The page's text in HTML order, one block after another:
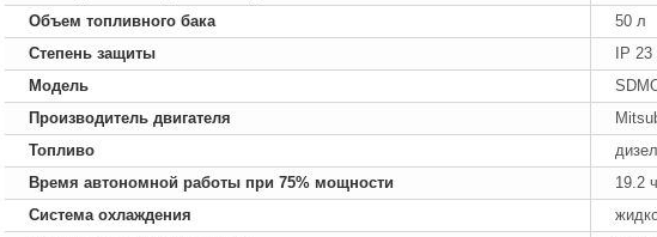
Объем топливного бака
50 л
Степень защиты
IP 23
Модель
Производитель двигателя
Топливо
Время автономной работы при 75% мощности
19.2 ч
Система охлаждения